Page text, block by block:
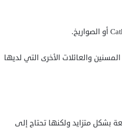
والعائلات الأخرى التي لديها
بشكل متزايد ولكنها تحتاج إلى